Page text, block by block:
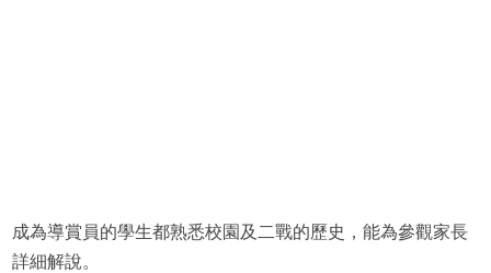
成為導賞員的學生都熟悉校園及二戰的歷史，能為參觀家長
詳細解說。